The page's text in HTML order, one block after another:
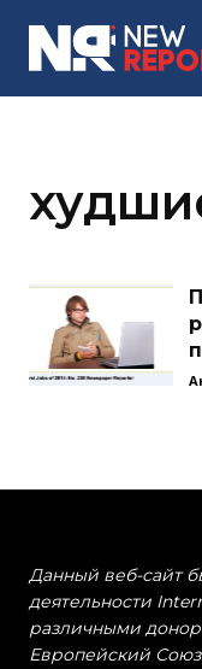
Данный веб-сайт
деятельности
различными
Европейский